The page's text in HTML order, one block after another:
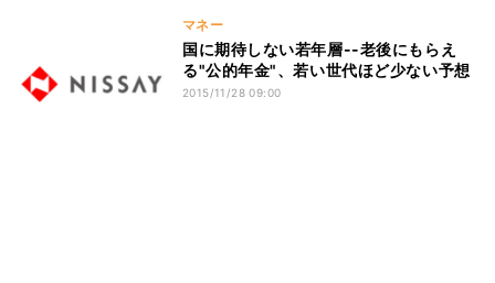
マネー
国に期待しない若年層--老後にもらえ
る"公的年金"、若い世代ほど少ない予想
2015/11/28 09:00